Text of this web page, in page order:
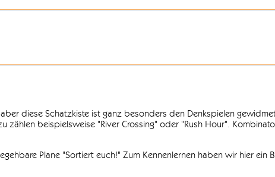
diese Schatzkiste ist ganz besonders den Denkspielen
beispielsweise "River Crossing" oder "Rush Hour".
Plane "Sortiert euch!" Zum Kennenlernen haben wir hier ein